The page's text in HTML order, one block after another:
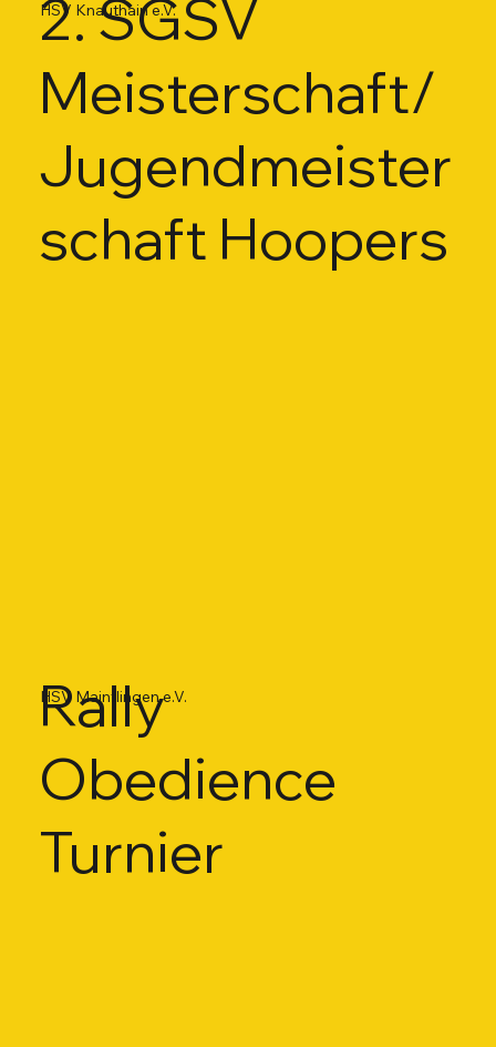
2. SGSV
Meisterschaft/
Jugendmeister
schaft Hoopers
HSV Knauthain e.V.
Rally
Obedience
Turnier
HSV Mainflingen e.V.